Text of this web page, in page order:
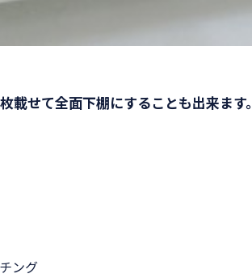
載せて全面下棚にすることも出来ます。
ング